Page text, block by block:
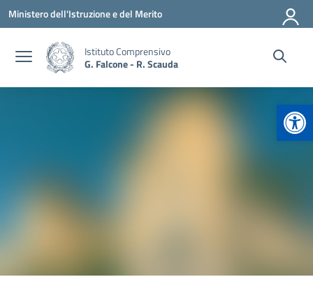
Vai ai contenuti
Vai al menu di navigazione
Vai al footer
Ministero dell'Istruzione e del Merito
Istituto Comprensivo
G. Falcone - R. Scauda